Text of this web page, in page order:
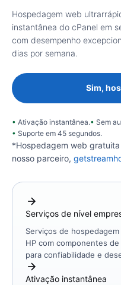
Hospedagem web
instantânea do cPanel em
com desempenho
dias por semana.
Sim,
Ativação instantânea.
Sem
Suporte em 45 segundos.
*Hospedagem web
nosso parceiro,
Serviços de nível
Serviços de
HP com componentes
para confiabilidade e
Ativação instantânea